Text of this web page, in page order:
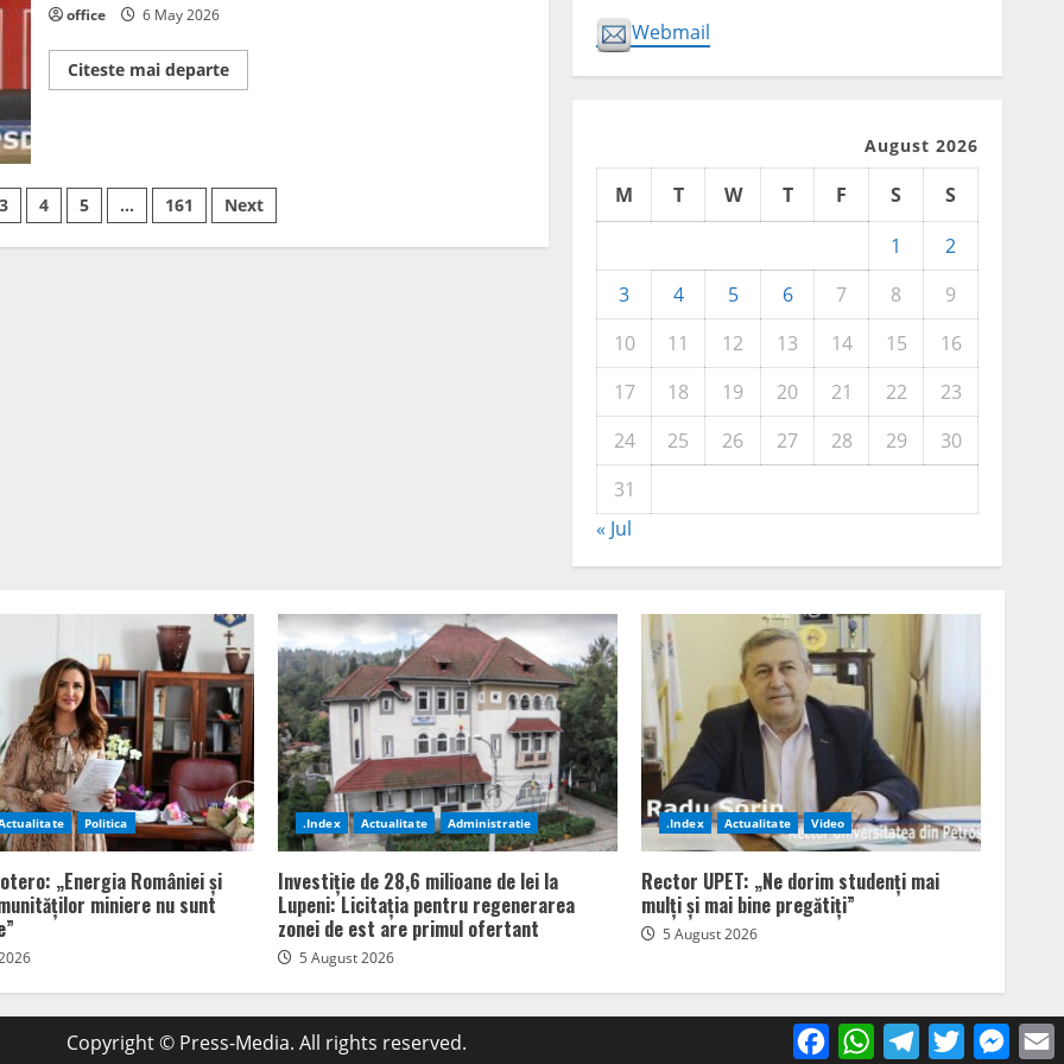
office 6 May 2026
Citeste mai departeRead
more
a
fost
un
voi
3 4 5 … 161 Next
Webmail
August 2026
M T W T F S
S
1
2
3
4 5 6 7 8
9
10
11 12 13 14 15
16
17
18 19 20 21 22
23
24
25 26 27 28 29
30
31
« Jul
Politica
„Energia României și
miniere nu sunt
.Index Actualitate Administratie
Investiție de 28,6 milioane de lei la
Lupeni: Licitația pentru regenerarea
zonei de est are primul ofertant
5 August 2026
.Index Actualitate Video
Rector UPET: „Ne dorim studenți mai
mulți și mai bine pregătiți”
5 August 2026
Copyright © Press-Media. All rights reserved. FacebookWhatsAppTelegram
Twitter